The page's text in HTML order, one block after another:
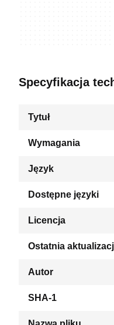
Specyfikacja
Tytuł
Wymagania
Język
Dostępne języki
Licencja
Ostatnia
Autor
SHA-1